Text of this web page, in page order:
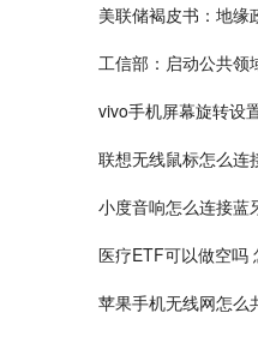
美联储褐皮书：地缘
工信部：启动公共领
vivo手机屏幕旋转设
联想无线鼠标怎么连
小度音响怎么连接蓝
医疗ETF可以做空吗
苹果手机无线网怎么